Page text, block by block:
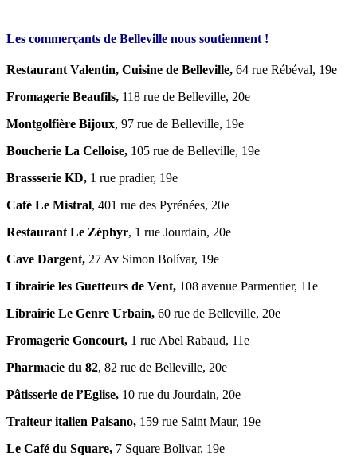
Les commerçants de Belleville nous soutiennent !
Restaurant Valentin, Cuisine de Belleville, 64 rue Rébéval, 19e
Fromagerie Beaufils, 118 rue de Belleville, 20e
Montgolfière Bijoux, 97 rue de Belleville, 19e
Boucherie La Celloise, 105 rue de Belleville, 19e
Brassserie KD, 1 rue pradier, 19e
Café Le Mistral, 401 rue des Pyrénées, 20e
Restaurant Le Zéphyr, 1 rue Jourdain, 20e
Cave Dargent, 27 Av Simon Bolívar, 19e
Librairie les Guetteurs de Vent, 108 avenue Parmentier, 11e
Librairie Le Genre Urbain, 60 rue de Belleville, 20e
Fromagerie Goncourt, 1 rue Abel Rabaud, 11e
Pharmacie du 82, 82 rue de Belleville, 20e
Pâtisserie de l’Eglise, 10 rue du Jourdain, 20e
Traiteur italien Paisano, 159 rue Saint Maur, 19e
Le Café du Square, 7 Square Bolivar, 19e